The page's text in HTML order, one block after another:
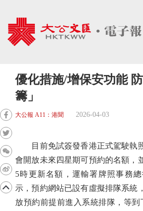
優化措施/增保安功能
籌」
大公報 A11：港聞 2026-04-03
目前免試簽發香港正式駕駛執照
會開放未來四星期可預約的名額，
5時更新名額，運輸署牌照事務
示，預約網站已設有虛擬排隊系統
放預約前提前進入系統排隊，等